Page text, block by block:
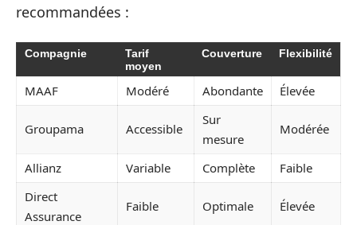
recommandées :
Compagnie
Tarif
moyen
Couverture Flexibilité
MAAF Modéré Abondante Élevée
Groupama Accessible
Sur
mesure
Modérée
Allianz Variable Complète
Faible
Direct
Assurance
Faible Optimale Élevée